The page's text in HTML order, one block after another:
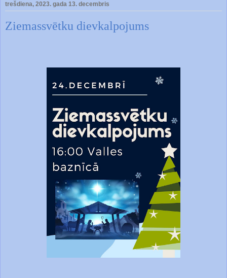
trešdiena, 2023. gada 13. decembris
Ziemassvētku dievkalpojums